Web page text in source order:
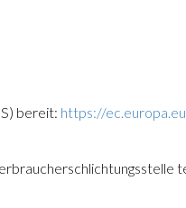
bereit: https://